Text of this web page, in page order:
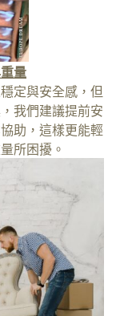
量
定與安全感，但
我們建議提前安
助，這樣更能輕
所困擾。